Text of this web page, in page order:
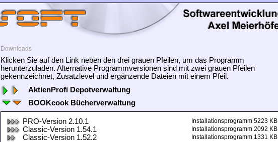
Downloads
Klicken Sie auf den Link neben den drei grauen Pfeilen, um das Programm
herunterzuladen. Alternative Programmversionen sind mit zwei grauen Pfeilen
gekennzeichnet, Zusatzlevel und ergänzende Dateien mit einem Pfeil.
AktienProfi Depotverwaltung
BOOKcook Bücherverwaltung
PRO-Version 2.10.1 Installationsprogramm 5223 KB
Classic-Version 1.54.1 Installationsprogramm 2092 KB
Classic-Version 1.52.2 Installationsprogramm 1331 KB